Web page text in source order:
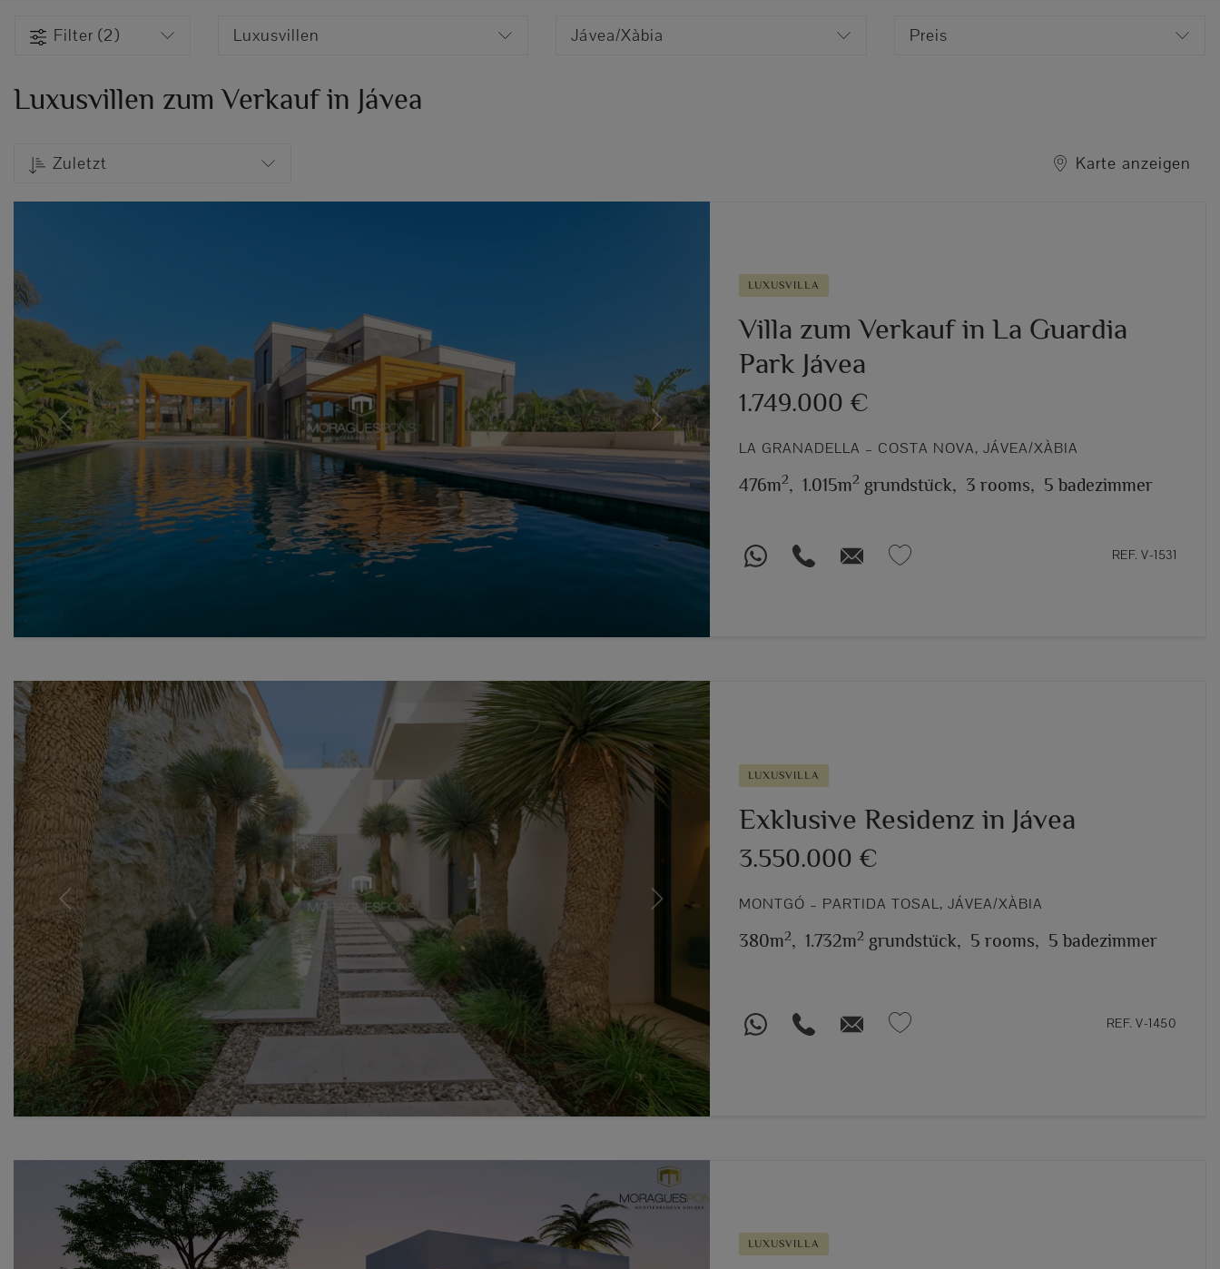
Filter (2) Luxusvillen Jávea/Xàbia Preis
Luxusvillen zum Verkauf in Jávea
Zuletzt Karte anzeigen
Previous Next
LUXUSVILLA
Villa zum Verkauf in La Guardia
Park Jávea
1.749.000 €
LA GRANADELLA – COSTA NOVA, JÁVEA/XÀBIA
476m2, 1.015m2 grundstück, 3 rooms, 5 badezimmer
REF. V-1531
Previous Next
LUXUSVILLA
Exklusive Residenz in Jávea
3.550.000 €
MONTGÓ – PARTIDA TOSAL, JÁVEA/XÀBIA
380m2, 1.732m2 grundstück, 5 rooms, 5 badezimmer
REF. V-1450
LUXUSVILLA